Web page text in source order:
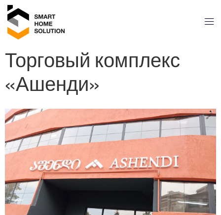
Торговый комплекс
«Ашенди»